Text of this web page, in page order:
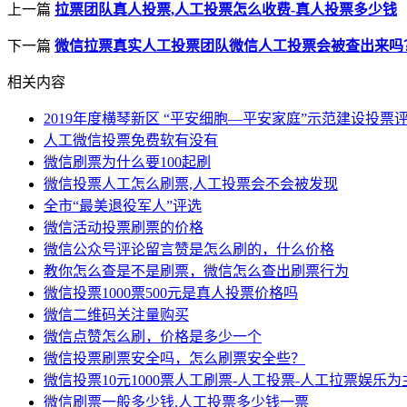
上一篇 拉票团队真人投票,人工投票怎么收费-真人投票多少钱
下一篇 微信拉票真实人工投票团队微信人工投票会被查出来吗
相关内容
2019年度横琴新区 “平安细胞—平安家庭”示范建设投票
人工微信投票免费软有没有
微信刷票为什么要100起刷
微信投票人工怎么刷票,人工投票会不会被发现
全市“最美退役军人”评选
微信活动投票刷票的价格
微信公众号评论留言赞是怎么刷的，什么价格
教你怎么查是不是刷票，微信怎么查出刷票行为
微信投票1000票500元是真人投票价格吗
微信二维码关注量购买
微信点赞怎么刷，价格是多少一个
微信投票刷票安全吗，怎么刷票安全些？
微信投票10元1000票人工刷票-人工投票-人工拉票娱乐为
微信刷票一般多少钱,人工投票多少钱一票